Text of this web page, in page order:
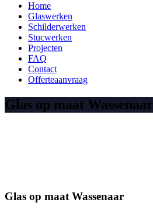
Home
Glaswerken
Schilderwerken
Stucwerken
Projecten
FAQ
Contact
Offerteaanvraag
Glas op maat Wassenaar
Glas op maat Wassenaar